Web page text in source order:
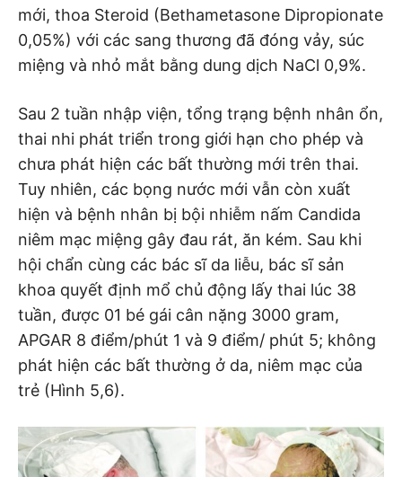
mới, thoa Steroid (Bethametasone Dipropionate
0,05%) với các sang thương đã đóng vảy, súc
miệng và nhỏ mắt bằng dung dịch NaCl 0,9%.
Sau 2 tuần nhập viện, tổng trạng bệnh nhân ổn,
thai nhi phát triển trong giới hạn cho phép và
chưa phát hiện các bất thường mới trên thai.
Tuy nhiên, các bọng nước mới vẫn còn xuất
hiện và bệnh nhân bị bội nhiễm nấm Candida
niêm mạc miệng gây đau rát, ăn kém. Sau khi
hội chẩn cùng các bác sĩ da liễu, bác sĩ sản
khoa quyết định mổ chủ động lấy thai lúc 38
tuần, được 01 bé gái cân nặng 3000 gram,
APGAR 8 điểm/phút 1 và 9 điểm/ phút 5; không
phát hiện các bất thường ở da, niêm mạc của
trẻ (Hình 5,6).